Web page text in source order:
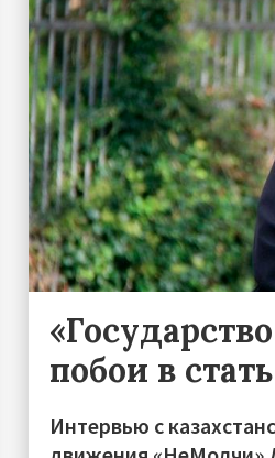
побои в
Интервью с